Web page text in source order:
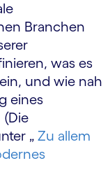
Branchen
was es
und wie nah
eines
„ Zu allem